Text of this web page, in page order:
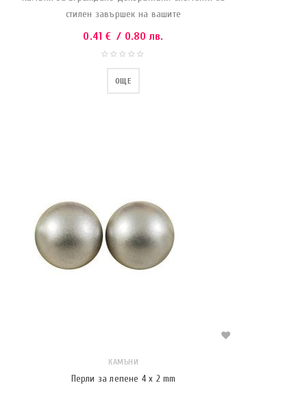
стилен завършек на вашите
0.41 € / 0.80 лв.
ОЩЕ
КАМЪНИ
Перли за лепене 4 x 2 mm